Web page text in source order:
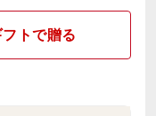
トで贈る